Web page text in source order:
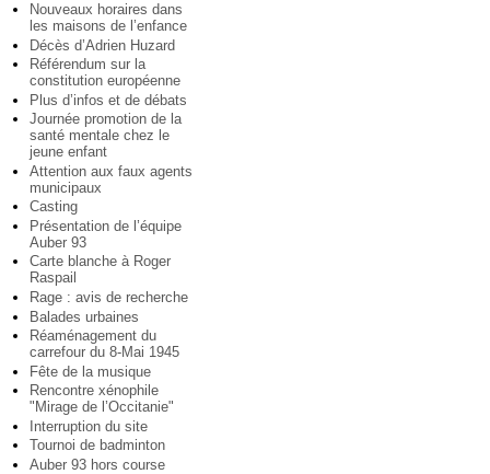
Nouveaux horaires dans
les maisons de l’enfance
Décès d’Adrien Huzard
Référendum sur la
constitution européenne
Plus d’infos et de débats
Journée promotion de la
santé mentale chez le
jeune enfant
Attention aux faux agents
municipaux
Casting
Présentation de l’équipe
Auber 93
Carte blanche à Roger
Raspail
Rage : avis de recherche
Balades urbaines
Réaménagement du
carrefour du 8-Mai 1945
Fête de la musique
Rencontre xénophile
"Mirage de l’Occitanie"
Interruption du site
Tournoi de badminton
Auber 93 hors course